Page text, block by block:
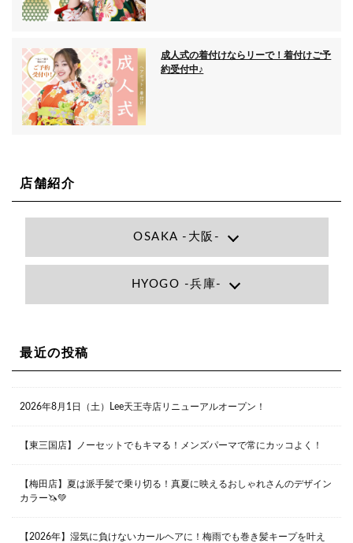
成人式の着付けならリーで！着付けご予
約受付中♪
店舗紹介
OSAKA -大阪-
大阪府大阪市北区小松原町1-27梅田エビスビル7F
Lee京橋店
大阪府大阪市都島区東野田町２丁目９－２３ 晃進ビル2F
ビル1F
HYOGO -兵庫-
兵庫県西宮市甲子園九番町1-2 フラットライフワーク1F
0798-42-3334
最近の投稿
2026年8月1日（土）Lee天王寺店リニューアルオープン！
【東三国店】ノーセットでもキマる！メンズパーマで常にカッコよく！
【梅田店】夏は派手髪で乗り切る！真夏に映えるおしゃれさんのデザイン
カラー🦄💚
【2026年】湿気に負けないカールヘアに！梅雨でも巻き髪キープを叶え